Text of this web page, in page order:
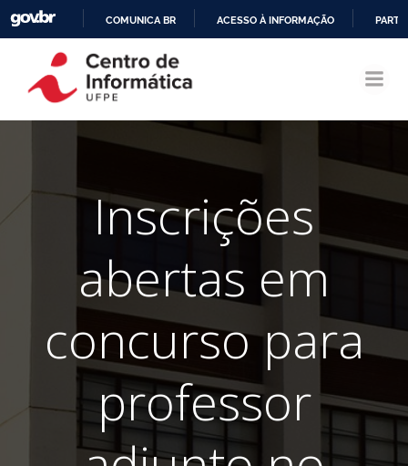
CONTEÚDO
COMUNICA BR ACESSO À INFORMAÇÃO
Inscrições
abertas em
concurso para
professor